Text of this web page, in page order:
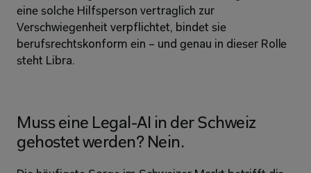
eine solche Hilfsperson vertraglich zur
Verschwiegenheit verpflichtet, bindet sie
berufsrechtskonform ein – und genau in dieser Rolle
steht Libra.
Muss eine Legal-AI in der Schweiz
gehostet werden? Nein.